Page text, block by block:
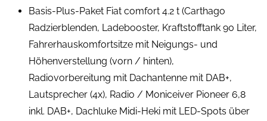
Basis-Plus-Paket Fiat comfort 4.2 t (Carthago
Radzierblenden, Ladebooster, Kraftstofftank 90 Liter,
Fahrerhauskomfortsitze mit Neigungs- und
Höhenverstellung (vorn / hinten),
Radiovorbereitung mit Dachantenne mit DAB+,
Lautsprecher (4x), Radio / Moniceiver Pioneer 6,8
inkl. DAB+, Dachluke Midi-Heki mit LED-Spots über